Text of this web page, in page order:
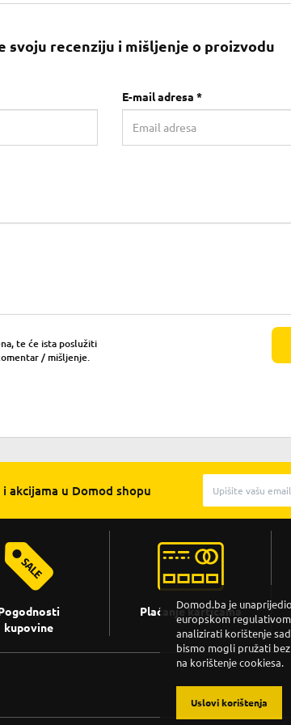
svoju recenziju i mišljenje o proizvodu
E-mail adresa *
te će ista poslužiti
/ mišljenje.
akcijama u Domod shopu
kupovine
Plaćanje karticama
Domod.ba je
europskom
analizirati korištenje
bismo mogli pružati
na korištenje cookiesa.
Uslovi korištenja